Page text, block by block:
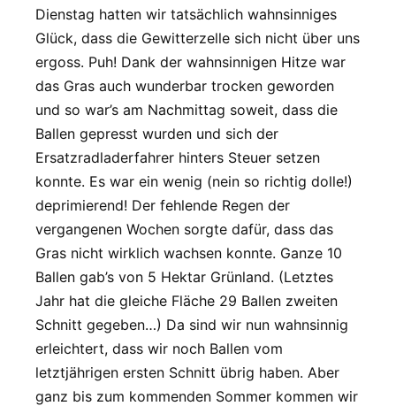
Dienstag hatten wir tatsächlich wahnsinniges
Glück, dass die Gewitterzelle sich nicht über uns
ergoss. Puh! Dank der wahnsinnigen Hitze war
das Gras auch wunderbar trocken geworden
und so war’s am Nachmittag soweit, dass die
Ballen gepresst wurden und sich der
Ersatzradladerfahrer hinters Steuer setzen
konnte. Es war ein wenig (nein so richtig dolle!)
deprimierend! Der fehlende Regen der
vergangenen Wochen sorgte dafür, dass das
Gras nicht wirklich wachsen konnte. Ganze 10
Ballen gab’s von 5 Hektar Grünland. (Letztes
Jahr hat die gleiche Fläche 29 Ballen zweiten
Schnitt gegeben…) Da sind wir nun wahnsinnig
erleichtert, dass wir noch Ballen vom
letztjährigen ersten Schnitt übrig haben. Aber
ganz bis zum kommenden Sommer kommen wir